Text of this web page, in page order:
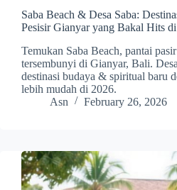
Saba Beach & Desa Saba:
Pesisir Gianyar yang Bakal Hits
Temukan Saba Beach, pantai
tersembunyi di Gianyar, Bali.
destinasi budaya & spiritual baru
lebih mudah di 2026.
Asn
February 26, 2026